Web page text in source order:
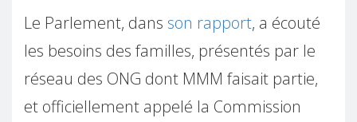
Le Parlement, dans son rapport, a écouté
les besoins des familles, présentés par le
réseau des ONG dont MMM faisait partie,
et officiellement appelé la Commission